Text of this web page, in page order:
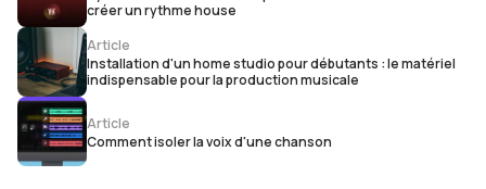
créer un rythme house
Article
Installation d'un home studio pour débutants : le matériel
indispensable pour la production musicale
Article
Comment isoler la voix d'une chanson